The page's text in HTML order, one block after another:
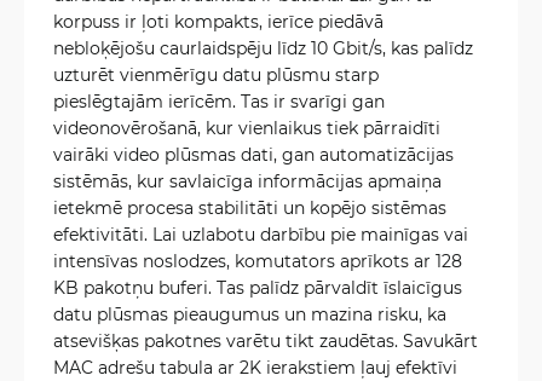
korpuss ir ļoti kompakts, ierīce piedāvā
nebloķējošu caurlaidspēju līdz 10 Gbit/s, kas palīdz
uzturēt vienmērīgu datu plūsmu starp
pieslēgtajām ierīcēm. Tas ir svarīgi gan
videonovērošanā, kur vienlaikus tiek pārraidīti
vairāki video plūsmas dati, gan automatizācijas
sistēmās, kur savlaicīga informācijas apmaiņa
ietekmē procesa stabilitāti un kopējo sistēmas
efektivitāti. Lai uzlabotu darbību pie mainīgas vai
intensīvas noslodzes, komutators aprīkots ar 128
KB pakotņu buferi. Tas palīdz pārvaldīt īslaicīgus
datu plūsmas pieaugumus un mazina risku, ka
atsevišķas pakotnes varētu tikt zaudētas. Savukārt
MAC adrešu tabula ar 2K ierakstiem ļauj efektīvi